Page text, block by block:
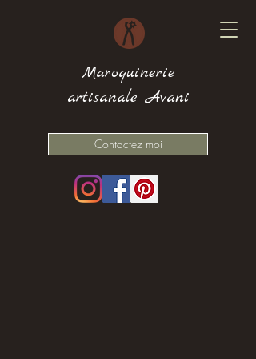
Maroquinerie
artisanale Avani
Contactez moi